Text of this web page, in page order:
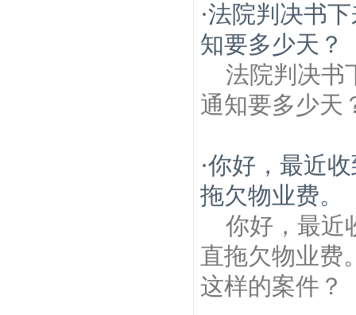
·法院判决书
知要多少天？
法院判决书
通知要多少天
·你好，最近
拖欠物业费。
你好，最近
直拖欠物业费
这样的案件？